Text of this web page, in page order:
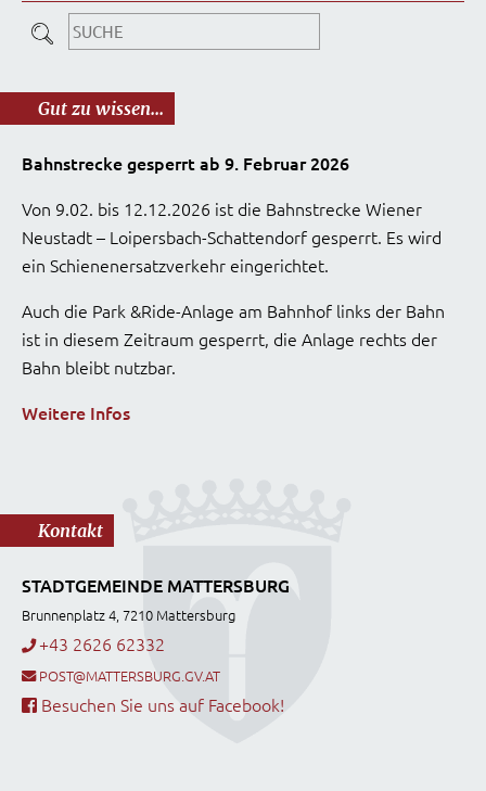
Gut zu wissen...
Bahnstrecke gesperrt ab 9. Februar 2026
Von 9.02. bis 12.12.2026 ist die Bahnstrecke Wiener
Neustadt – Loipersbach-Schattendorf gesperrt. Es wird
ein Schienenersatzverkehr eingerichtet.
Auch die Park &Ride-Anlage am Bahnhof links der Bahn
ist in diesem Zeitraum gesperrt, die Anlage rechts der
Bahn bleibt nutzbar.
Weitere Infos
Kontakt
STADTGEMEINDE MATTERSBURG
Brunnenplatz 4, 7210 Mattersburg
+43 2626 62332
POST@MATTERSBURG.GV.AT
Besuchen Sie uns auf Facebook!